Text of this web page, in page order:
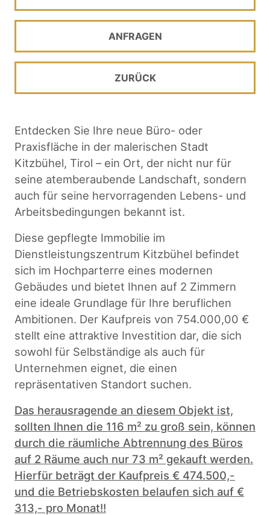
ANFRAGEN
ZURÜCK
Entdecken Sie Ihre neue Büro- oder
Praxisfläche in der malerischen Stadt
Kitzbühel, Tirol – ein Ort, der nicht nur für
seine atemberaubende Landschaft, sondern
auch für seine hervorragenden Lebens- und
Arbeitsbedingungen bekannt ist.
Diese gepflegte Immobilie im
Dienstleistungszentrum Kitzbühel befindet
sich im Hochparterre eines modernen
Gebäudes und bietet Ihnen auf 2 Zimmern
eine ideale Grundlage für Ihre beruflichen
Ambitionen. Der Kaufpreis von 754.000,00 €
stellt eine attraktive Investition dar, die sich
sowohl für Selbständige als auch für
Unternehmen eignet, die einen
repräsentativen Standort suchen.
Das herausragende an diesem Objekt ist,
sollten Ihnen die 116 m² zu groß sein, können
durch die räumliche Abtrennung des Büros
auf 2 Räume auch nur 73 m² gekauft werden.
Hierfür beträgt der Kaufpreis € 474.500,-
und die Betriebskosten belaufen sich auf €
313,- pro Monat!!